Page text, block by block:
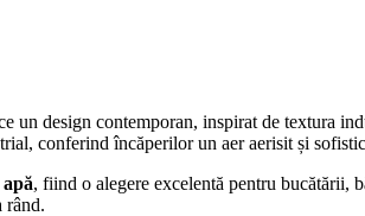
un design contemporan, inspirat de textura
conferind încăperilor un aer aerisit și
, fiind o alegere excelentă pentru bucătării,
rând.